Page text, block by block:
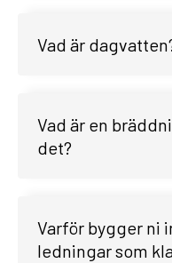
Vad är
Vad är en
det?
Varför bygger ni
ledningar